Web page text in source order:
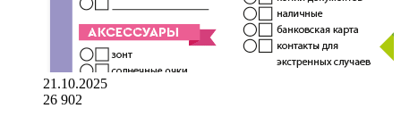
21.10.2025
26 902